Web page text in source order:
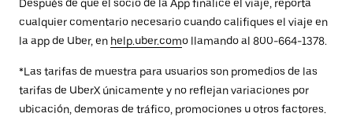
Después de que el socio de la App finalice el viaje, reporta
cualquier comentario necesario cuando califiques el viaje en
la app de Uber, en help.uber.como llamando al 800-664-1378.
*Las tarifas de muestra para usuarios son promedios de las
tarifas de UberX únicamente y no reflejan variaciones por
ubicación, demoras de tráfico, promociones u otros factores.